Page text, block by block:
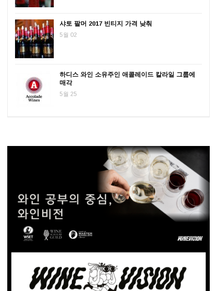
샤토 팔머 2017 빈티지 가격 낮춰
5월 02
하디스 와인 소유주인 애콜레이드 칼라일 그룹에
매각
5월 25